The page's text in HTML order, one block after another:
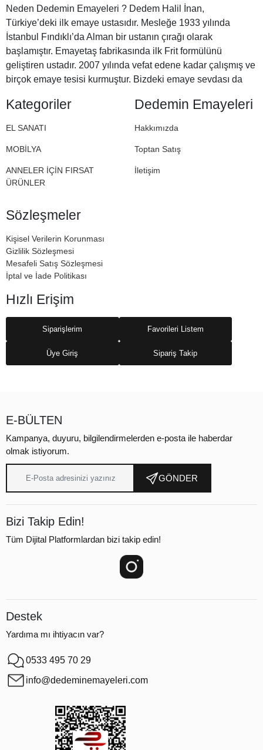
Neden Dedemin Emayeleri ? Dedem Halil İnan,
Türkiye’deki ilk emaye ustasıdır. Mesleğe 1933 yılında
İstanbul Fındıklı’da Alman bir ustanın çırağı olarak
başlamıştır. Emayetaş fabrikasında ilk Frit formülünü
geliştiren ustadır. 2007 yılında vefat edene kadar çalışmış ve
birçok emaye tesisi kurmuştur. Bizdeki emaye sevdası da
Emayeleri
Kategoriler
EL SANATI
MOBİLYA
ANNELER İÇİN FIRSAT
ÜRÜNLER
Dedemin Emayeleri
Hakkımızda
Toptan Satış
İletişim
Sözleşmeler
Kişisel Verilerin Korunması
Gizlilik Sözleşmesi
Mesafeli Satış Sözleşmesi
İptal ve İade Politikası
Hızlı Erişim
Siparişlerim Favorileri Listem
Üye Giriş Sipariş Takip
E-BÜLTEN
Kampanya, duyuru, bilgilendirmelerden e-posta ile haberdar
olmak istiyorum.
GÖNDER
Bizi Takip Edin!
Tüm Dijital Platformlardan bizi takip edin!
Destek
Yardıma mı ihtiyacın var?
0533 495 70 29
info@dedeminemayeleri.com